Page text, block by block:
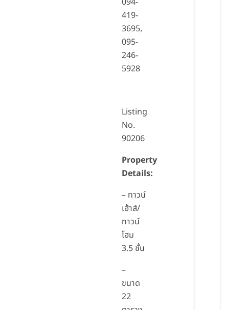
419-
3695,
095-
246-
5928
Listing
No.
90206
Property
Details:
– ทาวน์
เฮ้าส์/
ทาวน์
โฮม
3.5 ชั้น
–
ขนาด
22